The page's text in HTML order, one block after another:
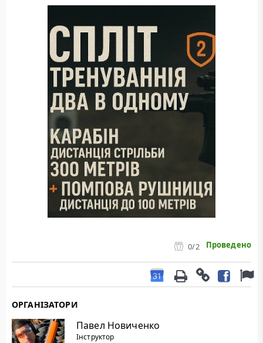
0/2 Проведено
ОРГАНІЗАТОРИ
Павел Новиченко
Інструктор